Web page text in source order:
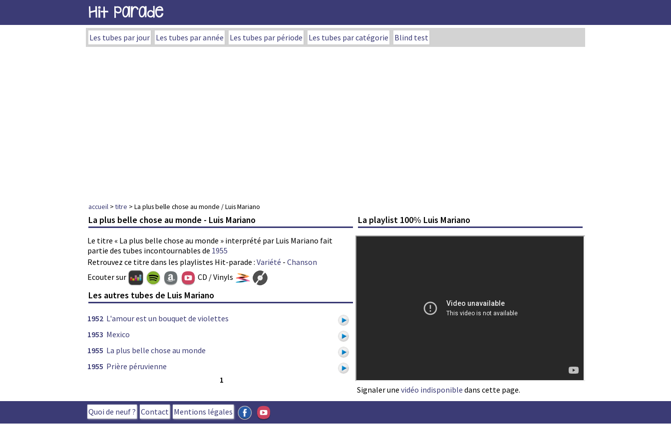
Hit Parade
Les tubes par jour Les tubes par année Les tubes par période Les tubes par catégorie Blind test
accueil >titre > La plus belle chose au monde / Luis Mariano
La plus belle chose au monde - Luis Mariano
Le titre « La plus belle chose au monde » interprété par Luis Mariano fait
partie des tubes incontournables de 1955
Retrouvez ce titre dans les playlistes Hit-parade : Variété - Chanson
La playlist 100% Luis Mariano
Signaler une vidéo indisponible dans cette page.
Ecouter sur CD / Vinyls
Les autres tubes de Luis Mariano
1952 L'amour est un bouquet de violettes
1953 Mexico
1955 La plus belle chose au monde
1955 Prière péruvienne
1
Quoi de neuf ? Contact Mentions légales